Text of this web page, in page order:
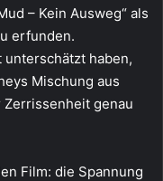
– Kein Ausweg“ als
erfunden.
haben,
Mischung aus
genau
Film: die Spannung